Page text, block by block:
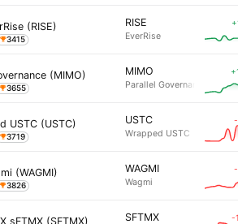
3415
RISE
EverRise
3655
MIMO
Parallel Governance
3719
USTC
Wrapped USTC
3826
WAGMI
Wagmi
SFTMX -